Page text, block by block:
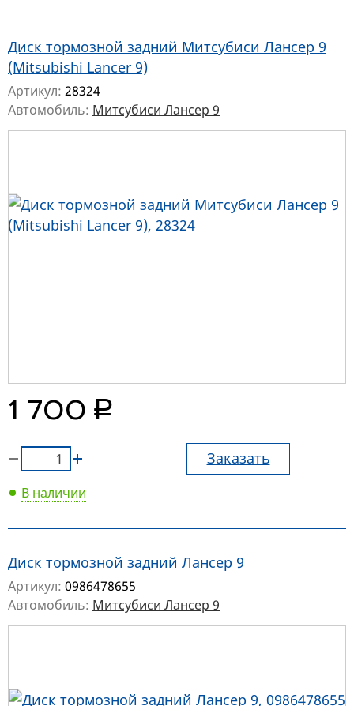
Диск тормозной задний Митсубиси Лансер 9
(Mitsubishi Lancer 9)
Артикул: 28324
Автомобиль: Митсубиси Лансер 9
1 700 руб.
Заказать
В наличии
Диск тормозной задний Лансер 9
Артикул: 0986478655
Автомобиль: Митсубиси Лансер 9